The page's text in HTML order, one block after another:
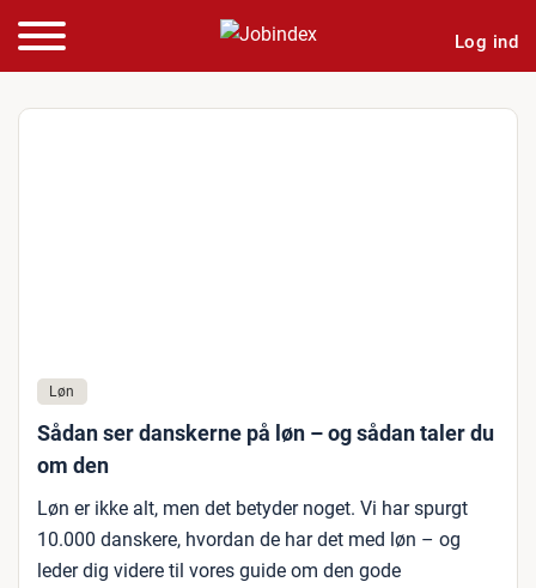
Log ind
Løn
Sådan ser danskerne på løn – og sådan taler du
om den
Løn er ikke alt, men det betyder noget. Vi har spurgt
10.000 danskere, hvordan de har det med løn – og
leder dig videre til vores guide om den gode